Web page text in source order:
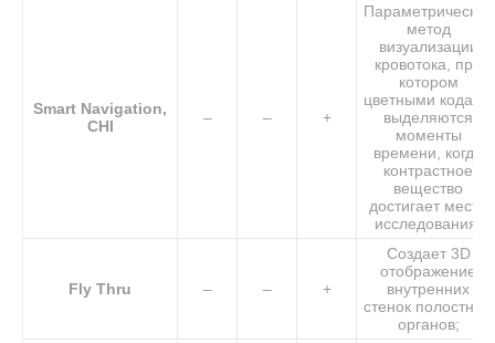
Smart Navigation,
CHI
– – +
Параметрический
метод
визуализации
кровотока, при
котором
цветными кодами
выделяются
моменты
времени, когда
контрастное
вещество
достигает места
исследования;
Fly Thru – – +
Создает 3D
отображение
внутренних
стенок полостных
органов;